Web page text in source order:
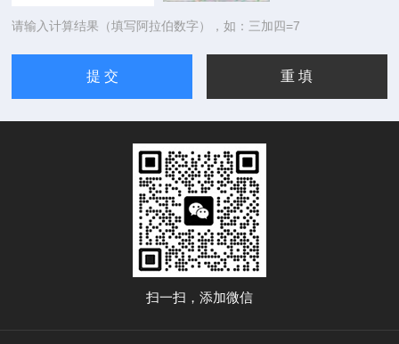
请输入计算结果（填写阿拉伯数字），如：三加四=7
扫一扫，添加微信